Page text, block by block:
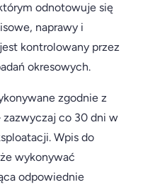
odnotowuje się
naprawy i
kontrolowany przez
okresowych.
zgodnie z
co 30 dni w
Wpis do
wykonywać
odpowiednie